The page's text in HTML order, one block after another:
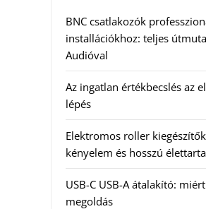
BNC csatlakozók
installációkhoz: teljes
Audióval
Az ingatlan értékbecslés az
lépés
Elektromos roller
kényelem és hosszú
USB-C USB-A átalakító:
megoldás